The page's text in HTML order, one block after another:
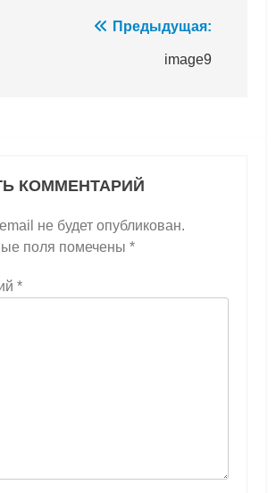
Предыдущая:
image9
КОММЕНТАРИЙ
не будет опубликован.
поля помечены *
*